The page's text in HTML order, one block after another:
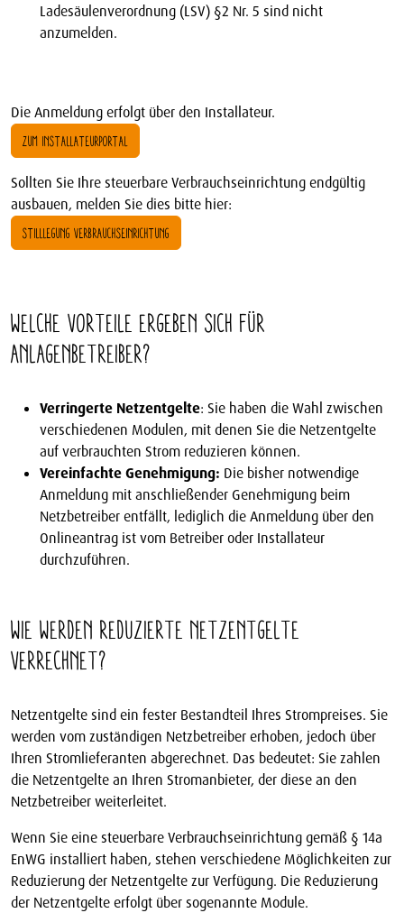
Ladesäulenverordnung (LSV) §2 Nr. 5 sind nicht
anzumelden.
Die Anmeldung erfolgt über den Installateur.
ZUM INSTALLATEURPORTAL
Sollten Sie Ihre steuerbare Verbrauchseinrichtung endgültig
ausbauen, melden Sie dies bitte hier:
STILLLEGUNG VERBRAUCHSEINRICHTUNG
Welche Vorteile ergeben sich für
Anlagenbetreiber?
Verringerte Netzentgelte: Sie haben die Wahl zwischen
verschiedenen Modulen, mit denen Sie die Netzentgelte
auf verbrauchten Strom reduzieren können.
Vereinfachte Genehmigung: Die bisher notwendige
Anmeldung mit anschließender Genehmigung beim
Netzbetreiber entfällt, lediglich die Anmeldung über den
Onlineantrag ist vom Betreiber oder Installateur
durchzuführen.
Wie werden reduzierte Netzentgelte
verrechnet?
Netzentgelte sind ein fester Bestandteil Ihres Strompreises. Sie
werden vom zuständigen Netzbetreiber erhoben, jedoch über
Ihren Stromlieferanten abgerechnet. Das bedeutet: Sie zahlen
die Netzentgelte an Ihren Stromanbieter, der diese an den
Netzbetreiber weiterleitet.
Wenn Sie eine steuerbare Verbrauchseinrichtung gemäß § 14a
EnWG installiert haben, stehen verschiedene Möglichkeiten zur
Reduzierung der Netzentgelte zur Verfügung. Die Reduzierung
der Netzentgelte erfolgt über sogenannte Module.